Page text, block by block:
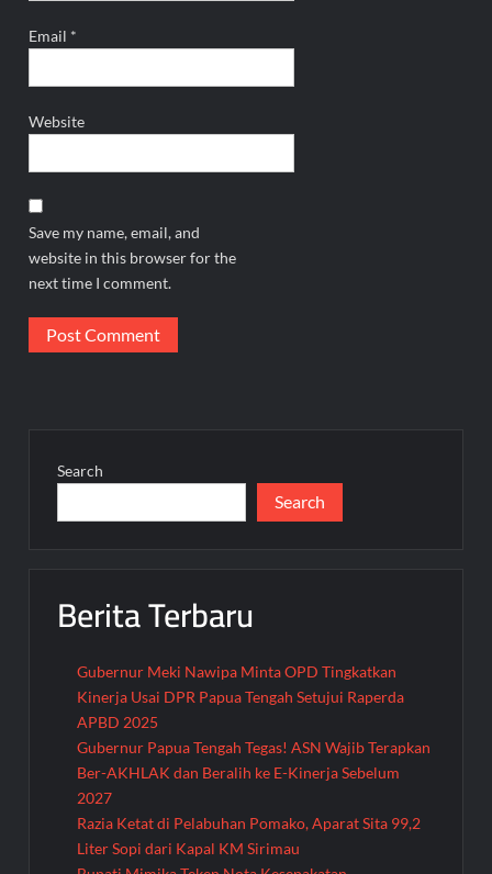
Email *
Website
Save my name, email, and
website in this browser for the
next time I comment.
Search
Search
Berita Terbaru
Gubernur Meki Nawipa Minta OPD Tingkatkan
Kinerja Usai DPR Papua Tengah Setujui Raperda
APBD 2025
Gubernur Papua Tengah Tegas! ASN Wajib Terapkan
Ber-AKHLAK dan Beralih ke E-Kinerja Sebelum
2027
Razia Ketat di Pelabuhan Pomako, Aparat Sita 99,2
Liter Sopi dari Kapal KM Sirimau